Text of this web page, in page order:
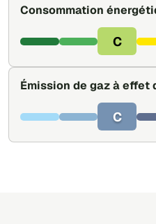
Consommation
C
Émission de gaz à effet
C